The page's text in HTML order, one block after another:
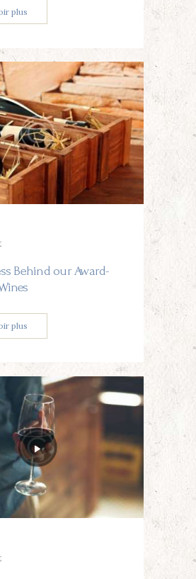
plus
Behind our Award-
plus